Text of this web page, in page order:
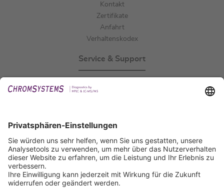
Kontakt
Zertifikate
Anfahrt
Verhaltenskodex
Service & Support
IFU anfordern
Zertifizierungen